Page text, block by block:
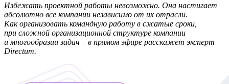
Избежать проектной работы невозможно. Она настигает
абсолютно все компании независимо от их отрасли.
Как организовать командную работу в сжатые сроки,
при сложной организационной структуре компании
и многообразии задач – в прямом эфире расскажет эксперт
Directum.